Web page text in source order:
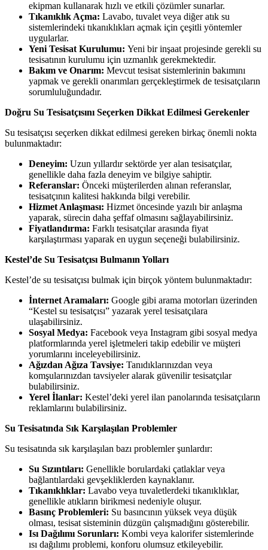
ekipman kullanarak hızlı ve etkili çözümler sunarlar.
Tıkanıklık Açma: Lavabo, tuvalet veya diğer atık su
sistemlerindeki tıkanıklıkları açmak için çeşitli yöntemler
uygularlar.
Yeni Tesisat Kurulumu: Yeni bir inşaat projesinde gerekli su
tesisatının kurulumu için uzmanlık gerekmektedir.
Bakım ve Onarım: Mevcut tesisat sistemlerinin bakımını
yapmak ve gerekli onarımları gerçekleştirmek de tesisatçıların
sorumluluğundadır.
Doğru Su Tesisatçısını Seçerken Dikkat Edilmesi Gerekenler
Su tesisatçısı seçerken dikkat edilmesi gereken birkaç önemli nokta
bulunmaktadır:
Deneyim: Uzun yıllardır sektörde yer alan tesisatçılar,
genellikle daha fazla deneyim ve bilgiye sahiptir.
Referanslar: Önceki müşterilerden alınan referanslar,
tesisatçının kalitesi hakkında bilgi verebilir.
Hizmet Anlaşması: Hizmet öncesinde yazılı bir anlaşma
yaparak, sürecin daha şeffaf olmasını sağlayabilirsiniz.
Fiyatlandırma: Farklı tesisatçılar arasında fiyat
karşılaştırması yaparak en uygun seçeneği bulabilirsiniz.
Kestel’de Su Tesisatçısı Bulmanın Yolları
Kestel’de su tesisatçısı bulmak için birçok yöntem bulunmaktadır:
İnternet Aramaları: Google gibi arama motorları üzerinden
“Kestel su tesisatçısı” yazarak yerel tesisatçılara
ulaşabilirsiniz.
Sosyal Medya: Facebook veya Instagram gibi sosyal medya
platformlarında yerel işletmeleri takip edebilir ve müşteri
yorumlarını inceleyebilirsiniz.
Ağızdan Ağıza Tavsiye: Tanıdıklarınızdan veya
komşularınızdan tavsiyeler alarak güvenilir tesisatçılar
bulabilirsiniz.
Yerel İlanlar: Kestel’deki yerel ilan panolarında tesisatçıların
reklamlarını bulabilirsiniz.
Su Tesisatında Sık Karşılaşılan Problemler
Su tesisatında sık karşılaşılan bazı problemler şunlardır:
Su Sızıntıları: Genellikle borulardaki çatlaklar veya
bağlantılardaki gevşekliklerden kaynaklanır.
Tıkanıklıklar: Lavabo veya tuvaletlerdeki tıkanıklıklar,
genellikle atıkların birikmesi nedeniyle oluşur.
Basınç Problemleri: Su basıncının yüksek veya düşük
olması, tesisat sisteminin düzgün çalışmadığını gösterebilir.
Isı Dağılımı Sorunları: Kombi veya kalorifer sistemlerinde
ısı dağılımı problemi, konforu olumsuz etkileyebilir.